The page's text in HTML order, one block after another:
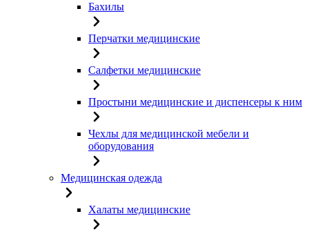
Бахилы
Перчатки медицинские
Салфетки медицинские
Простыни медицинские и диспенсеры к ним
Чехлы для медицинской мебели и
оборудования
Медицинская одежда
Халаты медицинские